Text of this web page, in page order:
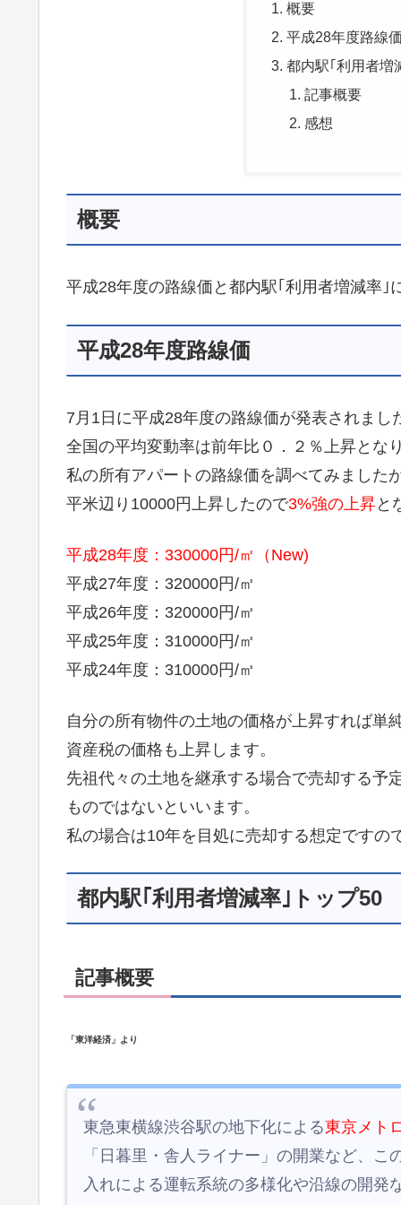
概要
平成28年度路線
都内駅｢利用者増
記事概要
感想
概要
平成28年度の路線価と都内駅｢利用者増減率
平成28年度路線価
7月1日に平成28年度の路線価が発表されまし
全国の平均変動率は前年比０．２％上昇とな
私の所有アパートの路線価を調べてみました
平米辺り10000円上昇したので3%強の上昇と
平成28年度：330000円/㎡（New)
平成27年度：320000円/㎡
平成26年度：320000円/㎡
平成25年度：310000円/㎡
平成24年度：310000円/㎡
自分の所有物件の土地の価格が上昇すれば単
資産税の価格も上昇します。
先祖代々の土地を継承する場合で売却する予
ものではないといいます。
私の場合は10年を目処に売却する想定ですの
都内駅｢利用者増減率｣トップ50
記事概要
「東洋経済」より
東急東横線渋谷駅の地下化による東京メト
「日暮里・舎人ライナー」の開業など、
入れによる運転系統の多様化や沿線の開発